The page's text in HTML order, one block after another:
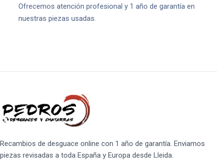
Ofrecemos atención profesional y 1 año de garantía en
nuestras piezas usadas.
Recambios de desguace online con 1 año de garantía. Enviamos
piezas revisadas a toda España y Europa desde Lleida.